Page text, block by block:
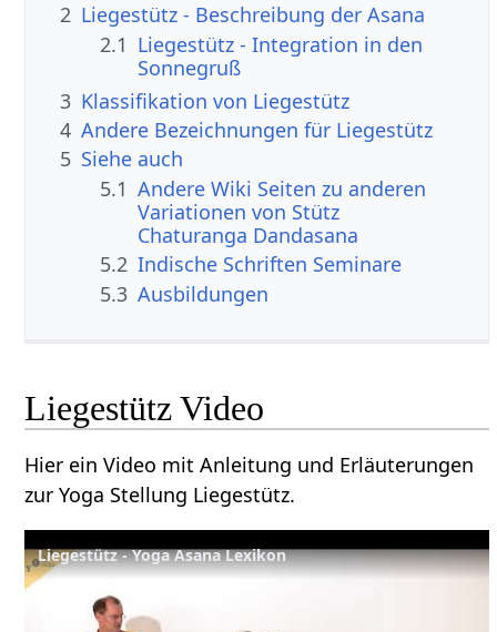
2 Liegestütz - Beschreibung der Asana
2.1 Liegestütz - Integration in den
Sonnegruß
3 Klassifikation von Liegestütz
4 Andere Bezeichnungen für Liegestütz
5 Siehe auch
5.1 Andere Wiki Seiten zu anderen
Variationen von Stütz
Chaturanga Dandasana
5.2 Indische Schriften Seminare
5.3 Ausbildungen
Liegestütz Video
Hier ein Video mit Anleitung und Erläuterungen
zur Yoga Stellung Liegestütz.
Liegestütz - Yoga Asana Lexikon